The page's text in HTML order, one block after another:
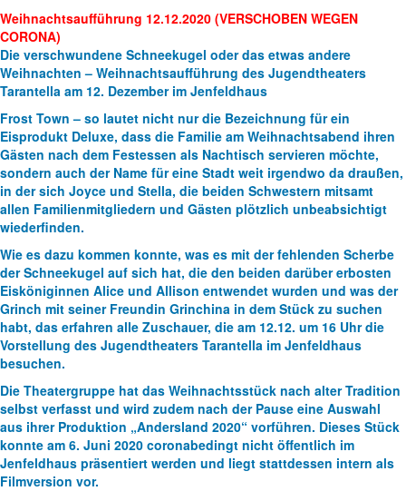
Weihnachtsaufführung 12.12.2020 (VERSCHOBEN WEGEN
CORONA)
Die verschwundene Schneekugel oder das etwas andere
Weihnachten – Weihnachtsaufführung des Jugendtheaters
Tarantella am 12. Dezember im Jenfeldhaus
Frost Town – so lautet nicht nur die Bezeichnung für ein
Eisprodukt Deluxe, dass die Familie am Weihnachtsabend ihren
Gästen nach dem Festessen als Nachtisch servieren möchte,
sondern auch der Name für eine Stadt weit irgendwo da draußen,
in der sich Joyce und Stella, die beiden Schwestern mitsamt
allen Familienmitgliedern und Gästen plötzlich unbeabsichtigt
wiederfinden.
Wie es dazu kommen konnte, was es mit der fehlenden Scherbe
der Schneekugel auf sich hat, die den beiden darüber erbosten
Eisköniginnen Alice und Allison entwendet wurden und was der
Grinch mit seiner Freundin Grinchina in dem Stück zu suchen
habt, das erfahren alle Zuschauer, die am 12.12. um 16 Uhr die
Vorstellung des Jugendtheaters Tarantella im Jenfeldhaus
besuchen.
Die Theatergruppe hat das Weihnachtsstück nach alter Tradition
selbst verfasst und wird zudem nach der Pause eine Auswahl
aus ihrer Produktion „Andersland 2020“ vorführen. Dieses Stück
konnte am 6. Juni 2020 coronabedingt nicht öffentlich im
Jenfeldhaus präsentiert werden und liegt stattdessen intern als
Filmversion vor.